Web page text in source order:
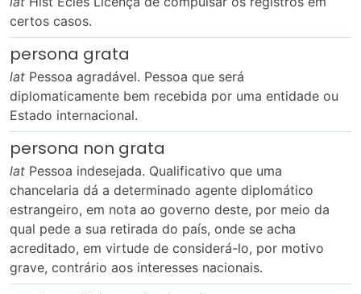
certos casos.
persona grata
lat Pessoa agradável. Pessoa que será
diplomaticamente bem recebida por uma entidade ou
Estado internacional.
persona non grata
lat Pessoa indesejada. Qualificativo que uma
chancelaria dá a determinado agente diplomático
estrangeiro, em nota ao governo deste, por meio da
qual pede a sua retirada do país, onde se acha
acreditado, em virtude de considerá-lo, por motivo
grave, contrário aos interesses nacionais.